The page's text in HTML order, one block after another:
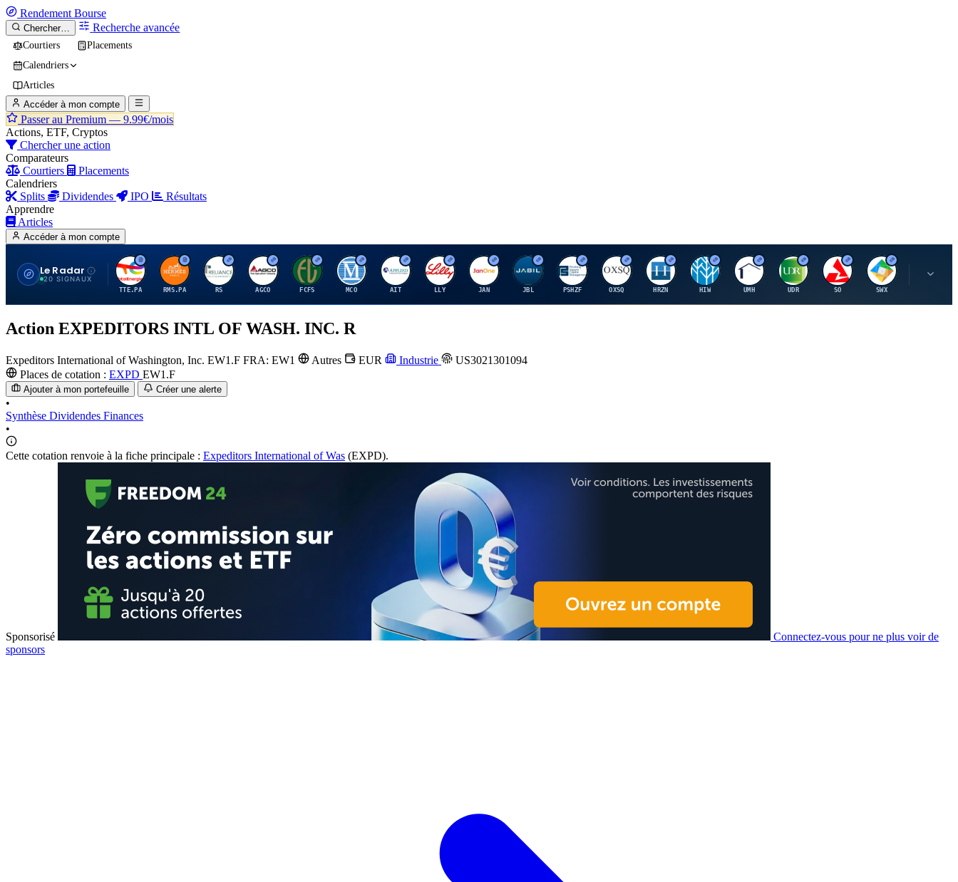
Rendement Bourse
Chercher… Recherche avancée
Courtiers
Placements
Calendriers
Articles
Accéder à mon compte
Passer au Premium — 9.99€/mois
Actions, ETF, Cryptos
Chercher une action
Comparateurs
Courtiers
Placements
Calendriers
Splits
Dividendes IPO
Résultats
Apprendre
Articles
Accéder à mon compte
Le Radar
20 SIGNAUX
T
TTE.PA
H
RMS.PA
R
RS
A
AGCO
F
FCFS
M
MCO
A
AIT
E
LLY
J
JAN
J
JBL
P
PSHZF
O
OXSQ
H
HRZN
H
HIW
U
UMH
U
UDR
S
SO
S
SWX
S
Action EXPEDITORS INTL OF WASH. INC. R
Expeditors International of Washington, Inc. EW1.F FRA: EW1 Autres EUR Industrie
US3021301094
Places de cotation : EXPD EW1.F
Ajouter à mon portefeuille Créer une alerte
•
Synthèse Dividendes Finances
•
Cette cotation renvoie à la fiche principale : Expeditors International of Was (EXPD).
Sponsorisé
Connectez-vous pour ne plus voir de
sponsors